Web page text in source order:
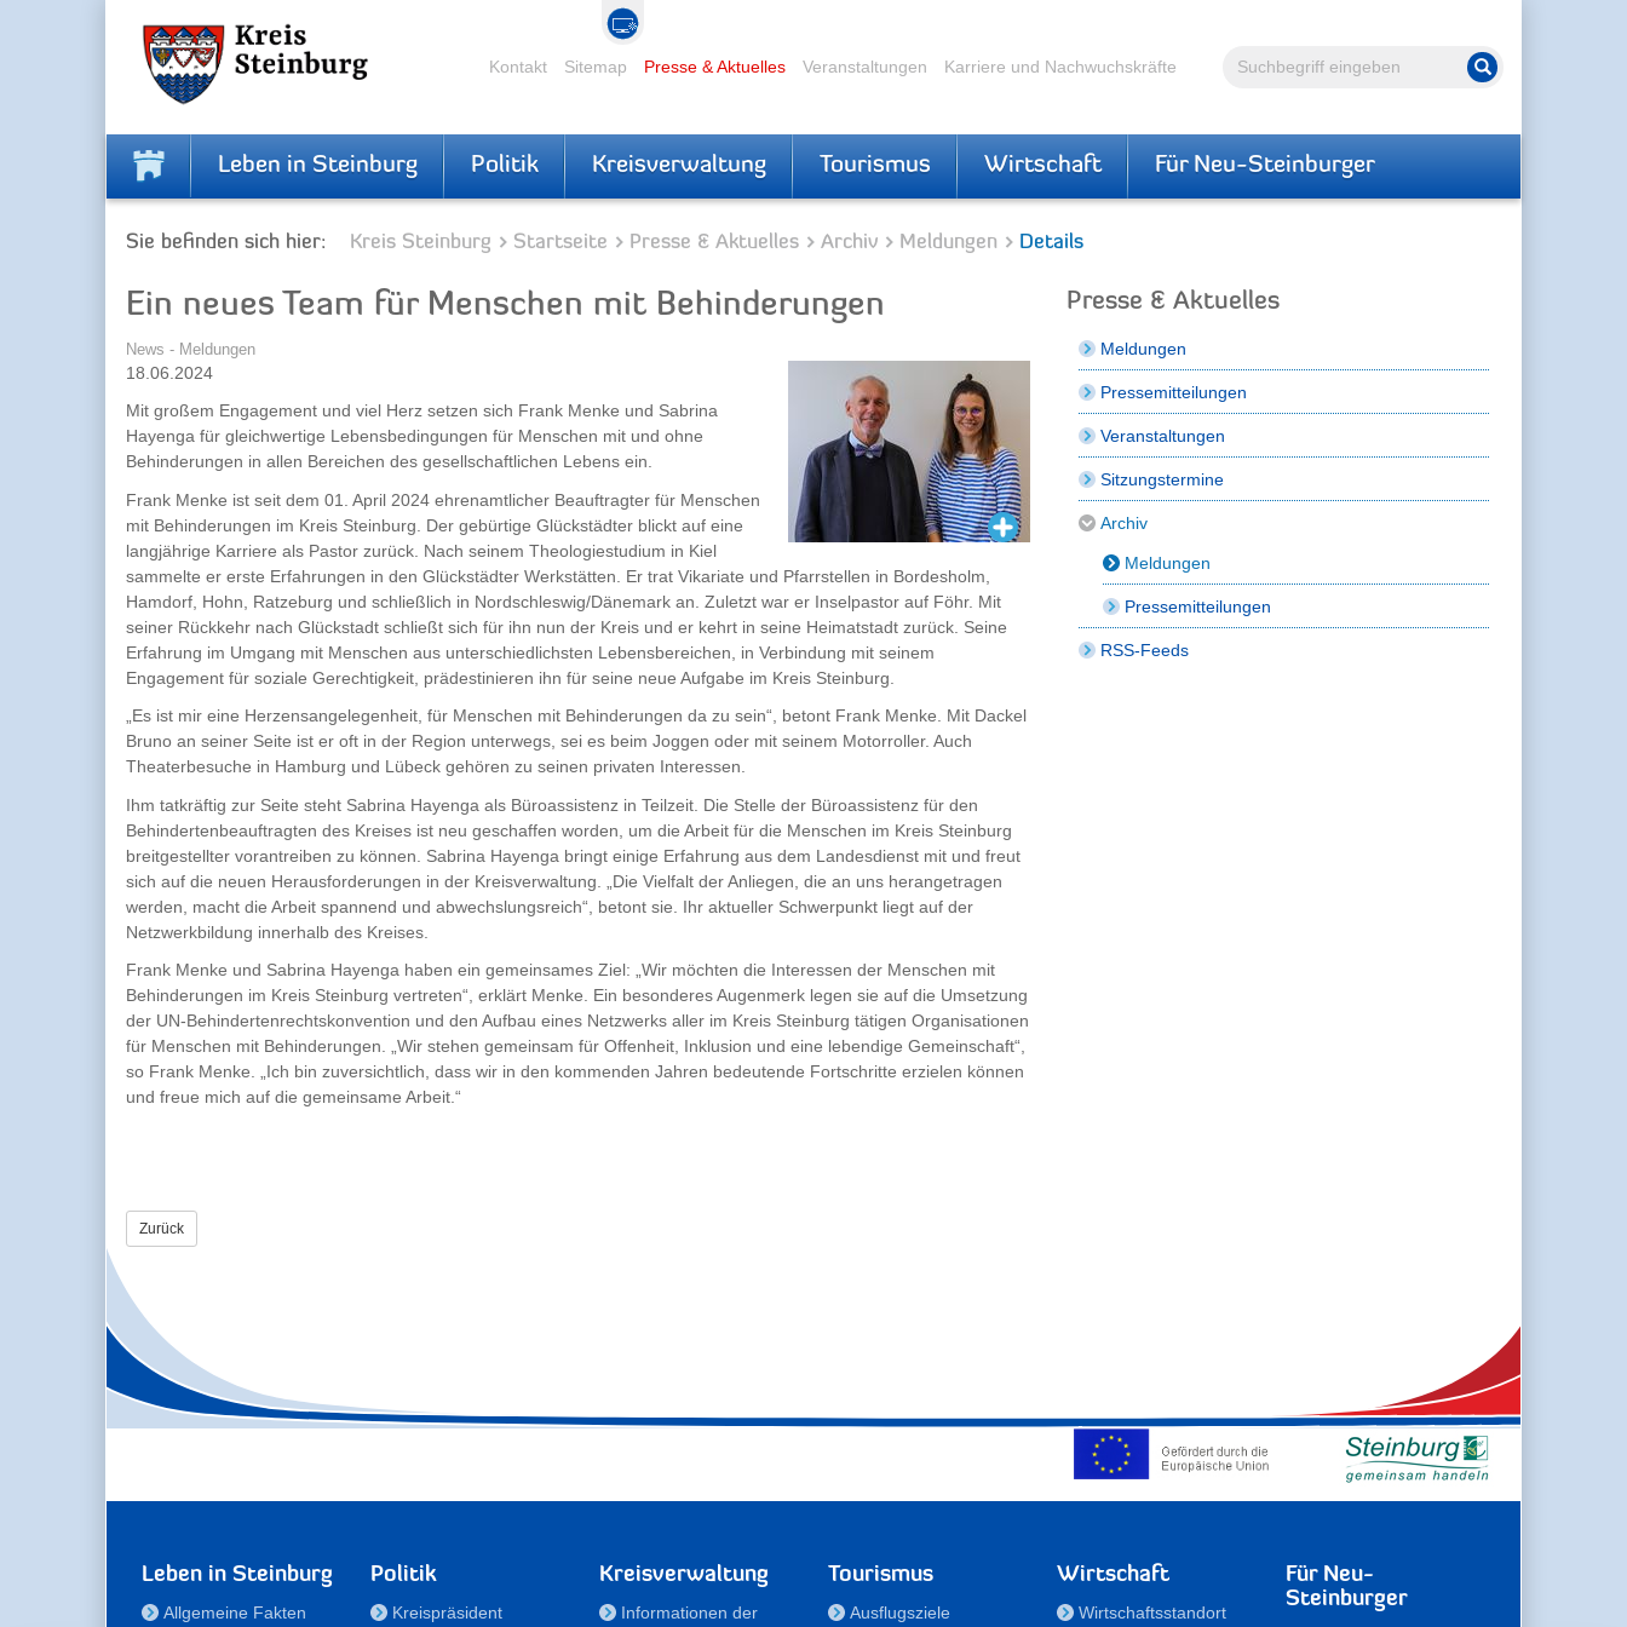
Volltextsuche Suche starten
Kontakt Sitemap Presse & Aktuelles Veranstaltungen Karriere und Nachwuchskräfte
Leben in Steinburg Politik Kreisverwaltung Tourismus Wirtschaft Für Neu-Steinburger
Sie befinden sich hier: Kreis Steinburg Startseite Presse & Aktuelles Archiv Meldungen Details
Ein neues Team für Menschen mit Behinderungen
News - Meldungen
18.06.2024
Mit großem Engagement und viel Herz setzen sich Frank Menke und Sabrina
Hayenga für gleichwertige Lebensbedingungen für Menschen mit und ohne
Behinderungen in allen Bereichen des gesellschaftlichen Lebens ein.
Frank Menke ist seit dem 01. April 2024 ehrenamtlicher Beauftragter für Menschen
mit Behinderungen im Kreis Steinburg. Der gebürtige Glückstädter blickt auf eine
langjährige Karriere als Pastor zurück. Nach seinem Theologiestudium in Kiel
sammelte er erste Erfahrungen in den Glückstädter Werkstätten. Er trat Vikariate und Pfarrstellen in Bordesholm,
Hamdorf, Hohn, Ratzeburg und schließlich in Nordschleswig/Dänemark an. Zuletzt war er Inselpastor auf Föhr. Mit
seiner Rückkehr nach Glückstadt schließt sich für ihn nun der Kreis und er kehrt in seine Heimatstadt zurück. Seine
Erfahrung im Umgang mit Menschen aus unterschiedlichsten Lebensbereichen, in Verbindung mit seinem
Engagement für soziale Gerechtigkeit, prädestinieren ihn für seine neue Aufgabe im Kreis Steinburg.
„Es ist mir eine Herzensangelegenheit, für Menschen mit Behinderungen da zu sein“, betont Frank Menke. Mit Dackel
Bruno an seiner Seite ist er oft in der Region unterwegs, sei es beim Joggen oder mit seinem Motorroller. Auch
Theaterbesuche in Hamburg und Lübeck gehören zu seinen privaten Interessen.
Ihm tatkräftig zur Seite steht Sabrina Hayenga als Büroassistenz in Teilzeit. Die Stelle der Büroassistenz für den
Behindertenbeauftragten des Kreises ist neu geschaffen worden, um die Arbeit für die Menschen im Kreis Steinburg
breitgestellter vorantreiben zu können. Sabrina Hayenga bringt einige Erfahrung aus dem Landesdienst mit und freut
sich auf die neuen Herausforderungen in der Kreisverwaltung. „Die Vielfalt der Anliegen, die an uns herangetragen
werden, macht die Arbeit spannend und abwechslungsreich“, betont sie. Ihr aktueller Schwerpunkt liegt auf der
Netzwerkbildung innerhalb des Kreises.
Frank Menke und Sabrina Hayenga haben ein gemeinsames Ziel: „Wir möchten die Interessen der Menschen mit
Behinderungen im Kreis Steinburg vertreten“, erklärt Menke. Ein besonderes Augenmerk legen sie auf die Umsetzung
der UN-Behindertenrechtskonvention und den Aufbau eines Netzwerks aller im Kreis Steinburg tätigen Organisationen
für Menschen mit Behinderungen. „Wir stehen gemeinsam für Offenheit, Inklusion und eine lebendige Gemeinschaft“,
so Frank Menke. „Ich bin zuversichtlich, dass wir in den kommenden Jahren bedeutende Fortschritte erzielen können
und freue mich auf die gemeinsame Arbeit.“
Zurück
Presse & Aktuelles
Meldungen
Pressemitteilungen
Veranstaltungen
Sitzungstermine
Archiv
Meldungen
Pressemitteilungen
RSS-Feeds
Leben in Steinburg
Allgemeine Fakten
Politik
Kreispräsident
Kreisverwaltung
Informationen der
Tourismus
Ausflugsziele
Wirtschaft
Wirtschaftsstandort
Für Neu-
Steinburger